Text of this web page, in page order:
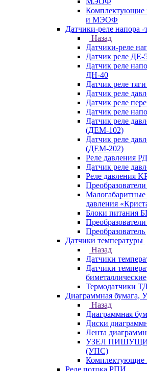
и МЭОФ
Датчики-реле напора -
Назад
Датчики-реле
Датчик реле ДЕ-
Датчик реле
ДН-40
Датчик реле
Датчик реле
Датчик реле
Датчик реле
Датчик реле
(ДЕМ-102)
Датчик реле
(ДЕМ-202)
Реле давления
Датчик реле
Реле давления
Малогабаритные
давления
Блоки питания
Датчики температуры
Назад
Датчики
Датчики
биметаллические
Термодатчики
Диаграммная бумага,
Назад
Диаграммная
Диски
Лента
УЗЕЛ
(УПС)
Комплектующие
Реле потока РПИ